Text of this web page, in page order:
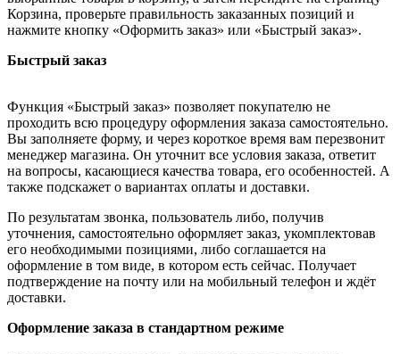
Корзина, проверьте правильность заказанных позиций и
нажмите кнопку «Оформить заказ» или «Быстрый заказ».
Быстрый заказ
Функция «Быстрый заказ» позволяет покупателю не
проходить всю процедуру оформления заказа самостоятельно.
Вы заполняете форму, и через короткое время вам перезвонит
менеджер магазина. Он уточнит все условия заказа, ответит
на вопросы, касающиеся качества товара, его особенностей. А
также подскажет о вариантах оплаты и доставки.
По результатам звонка, пользователь либо, получив
уточнения, самостоятельно оформляет заказ, укомплектовав
его необходимыми позициями, либо соглашается на
оформление в том виде, в котором есть сейчас. Получает
подтверждение на почту или на мобильный телефон и ждёт
доставки.
Оформление заказа в стандартном режиме